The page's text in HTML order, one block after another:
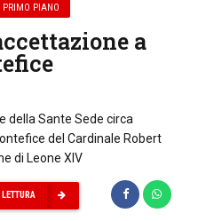
PRIMO PIANO
a
della Sante Sede circa
del Cardinale Robert
di Leone XIV